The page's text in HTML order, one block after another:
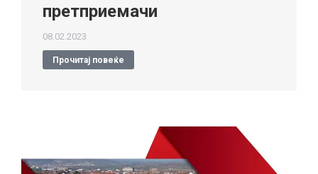
претприемачи
08.02.2023
Прочитај повеќе